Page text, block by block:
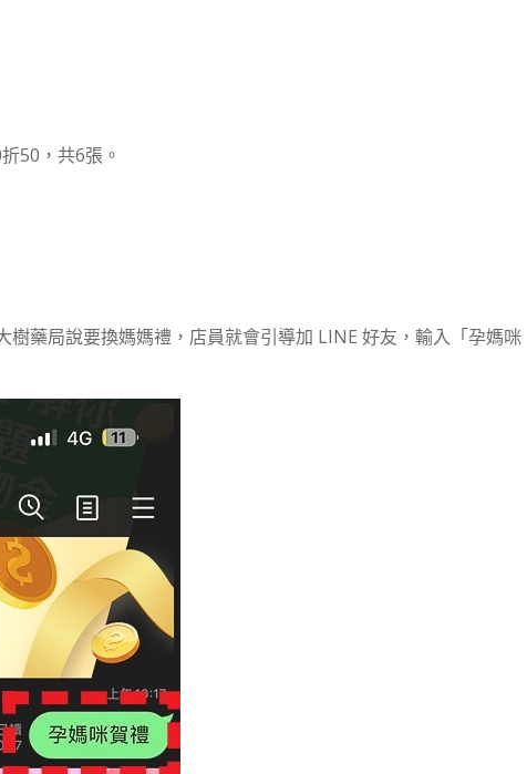
50，共6張。
藥局說要換媽媽禮，店員就會引導加 LINE 好友，輸入「孕媽咪